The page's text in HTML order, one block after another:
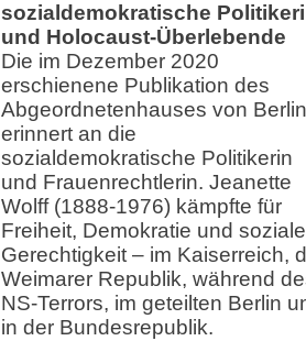
sozialdemokratische
und Holocaust-Überlebende
Die im Dezember 2020
erschienene Publikation des
Abgeordnetenhauses von Berlin
erinnert an die
sozialdemokratische Politikerin
und Frauenrechtlerin. Jeanette
Wolff (1888-1976) kämpfte für
Freiheit, Demokratie und soziale
Gerechtigkeit – im Kaiserreich,
Weimarer Republik, während
NS-Terrors, im geteilten Berlin
in der Bundesrepublik.